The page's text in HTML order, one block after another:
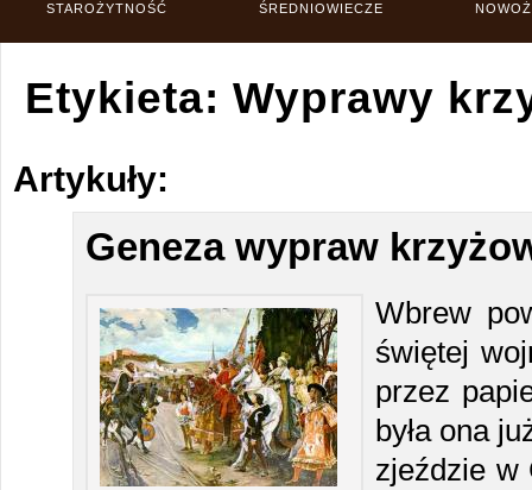
STAROŻYTNOŚĆ ŚREDNIOWIECZE
Etykieta: Wyprawy
Artykuły:
Geneza wypraw
Wbrew
świętej
przez
była ona
zjeździe w